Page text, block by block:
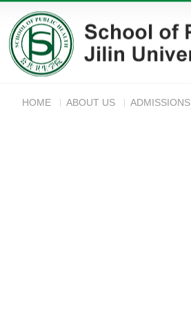
HOME ABOUT US ADMISSIONS